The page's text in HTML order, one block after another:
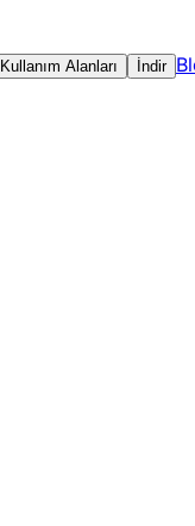
Kullanım Alanları İndir